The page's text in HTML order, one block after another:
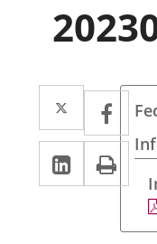
Twitter
Enlace
a
una
externa.
a
una
LinkedIn
Enlace
a